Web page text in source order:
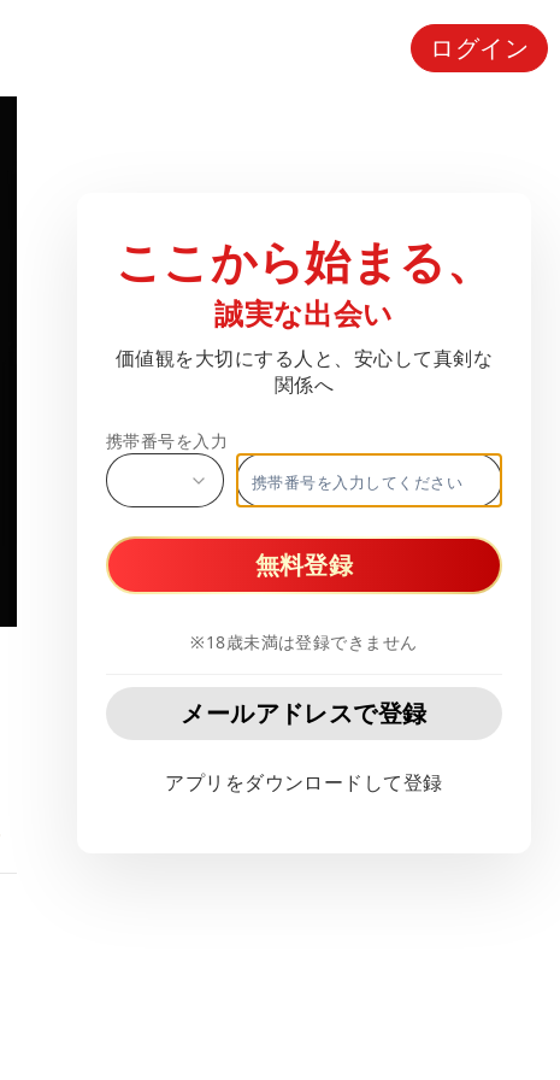
ログイン
ここから始まる、
誠実な出会い
価値観を大切にする人と、安心して真剣な
関係へ
携帯番号を入力
無料登録
※18歳未満は登録できません
メールアドレスで登録
アプリをダウンロードして登録